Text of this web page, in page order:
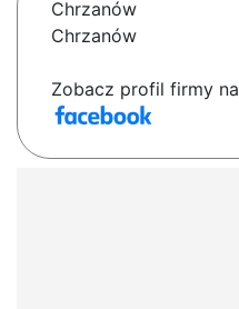
Chrzanów
Chrzanów
Zobacz profil firmy na